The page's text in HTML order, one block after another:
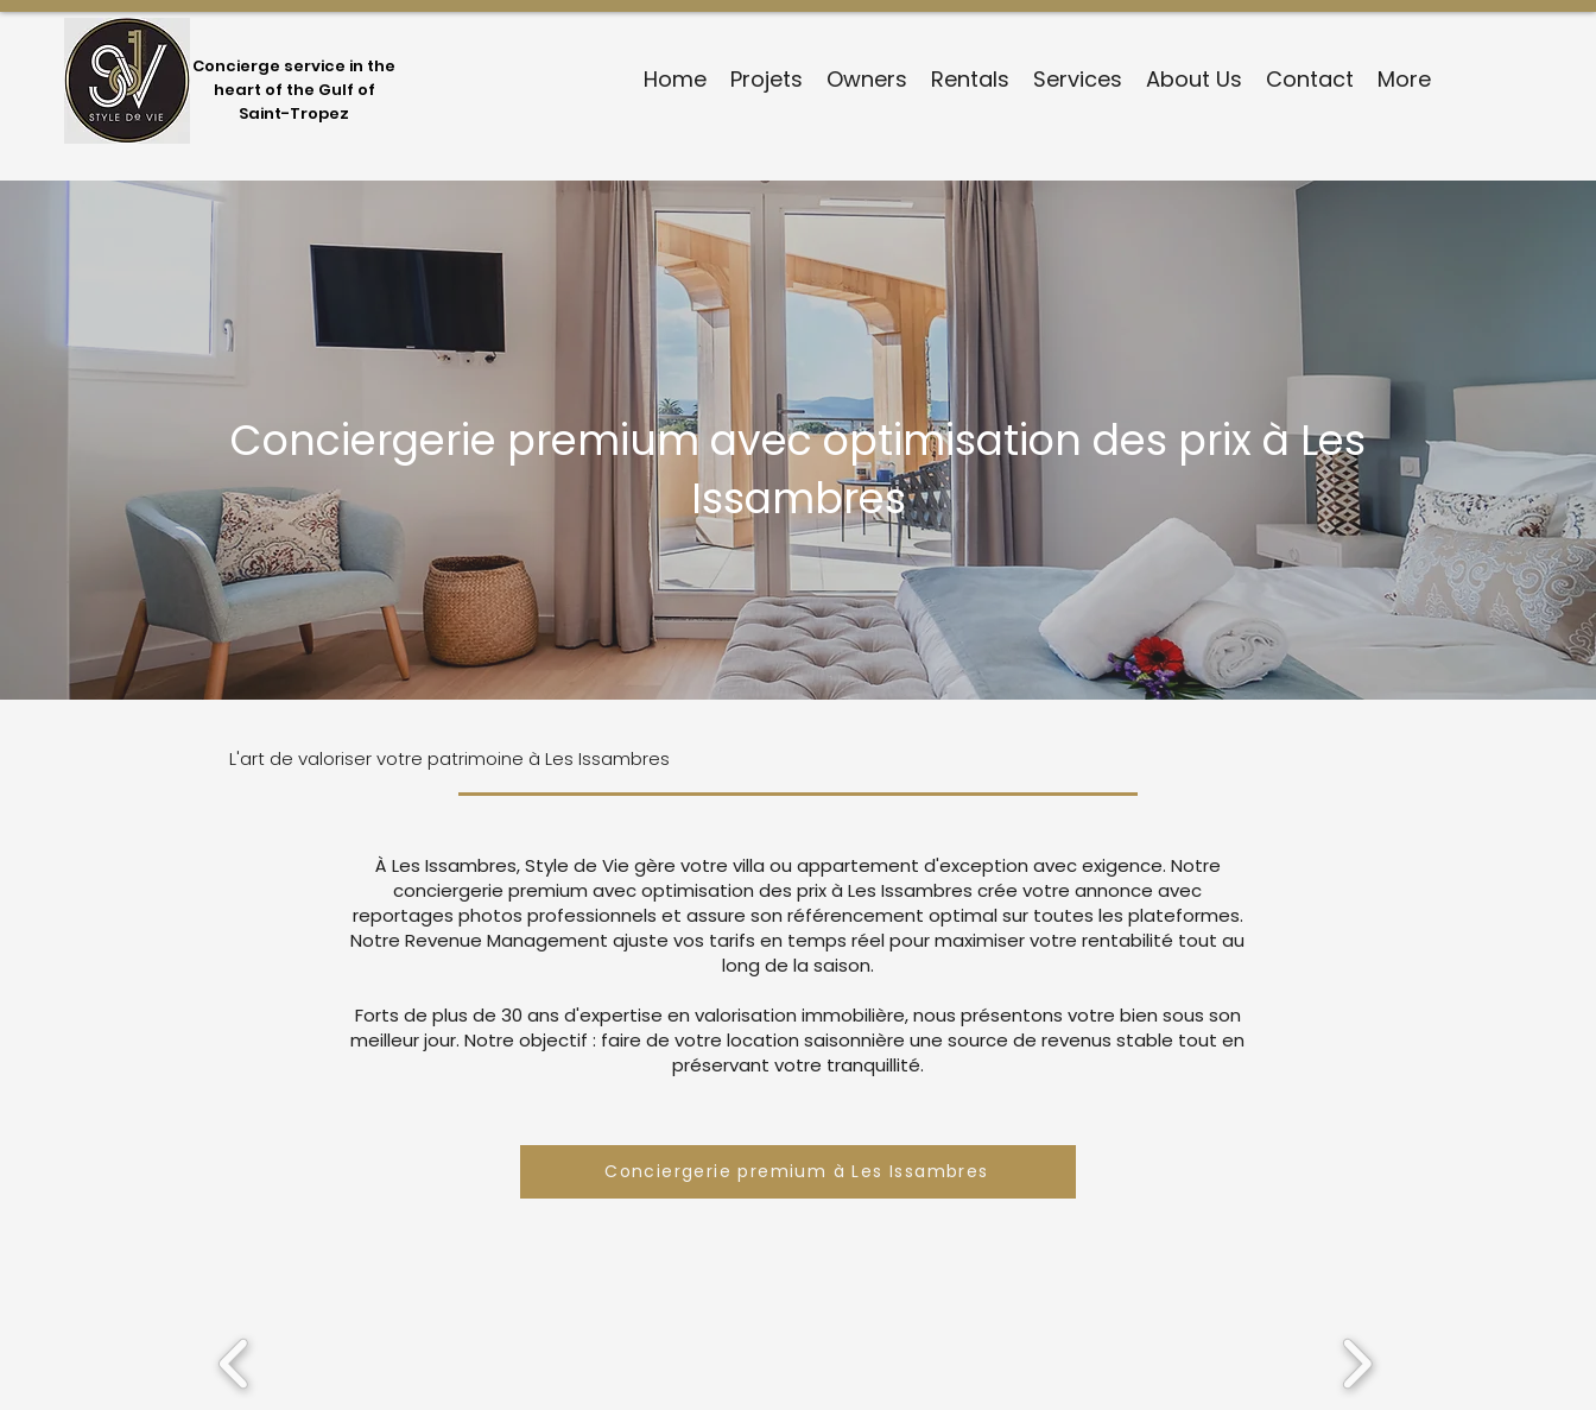
Concierge service in the
heart of the Gulf of
Saint-Tropez
Home Projets Owners Rentals Services About Us Contact More
Conciergerie premium avec optimisation des prix à Les
Issambres
L'art de valoriser votre patrimoine à Les Issambres
À Les Issambres, Style de Vie gère votre villa ou appartement d'exception avec exigence. Notre
conciergerie premium avec optimisation des prix à Les Issambres crée votre annonce avec
reportages photos professionnels et assure son référencement optimal sur toutes les plateformes.
Notre Revenue Management ajuste vos tarifs en temps réel pour maximiser votre rentabilité tout au
long de la saison.
Forts de plus de 30 ans d'expertise en valorisation immobilière, nous présentons votre bien sous son
meilleur jour. Notre objectif : faire de votre location saisonnière une source de revenus stable tout en
préservant votre tranquillité.
Conciergerie premium à Les Issambres